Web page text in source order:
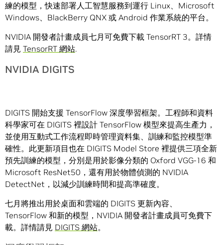
練的模型，快速部署人工智慧服務到運行 Linux、Microsoft
Windows、BlackBerry QNX 或 Android 作業系統的平台。
NVIDIA 開發者計畫成員七月可免費下載 TensorRT 3。詳情
請見 TensorRT 網站.
NVIDIA DIGITS
DIGITS 開始支援 TensorFlow 深度學習框架。工程師和資料
科學家可在 DIGITS 裡設計 TensorFlow 模型來提高生產力，
並使用互動式工作流程即時管理資料集、訓練和監控模型準
確性。此更新項目也在 DIGITS Model Store 裡提供三項全新
預先訓練的模型，分別是用於影像分類的 Oxford VGG-16 和
Microsoft ResNet50，還有用於物體偵測的 NVIDIA
DetectNet，以減少訓練時間和提高準確度。
七月將推出用於桌面和雲端的 DIGITS 更新內容、
TensorFlow 和新的模型，NVIDIA 開發者計畫成員可免費下
載。詳情請見 DIGITS 網站。